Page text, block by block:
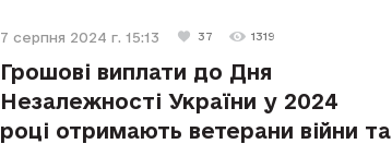
7 серпня 2024 г. 15:13 37 1319
Грошові виплати до Дня
Незалежності України у 2024
році отримають ветерани війни та